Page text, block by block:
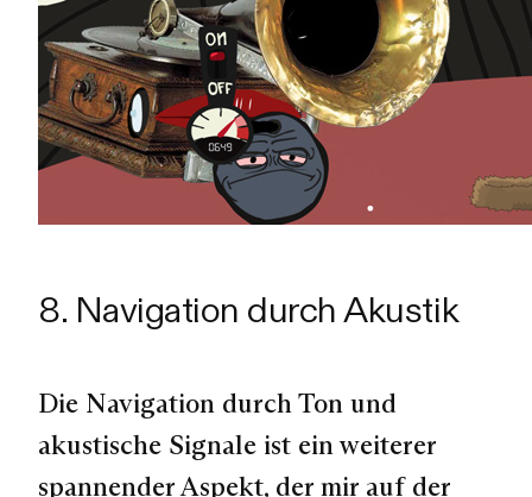
8. Navigation durch Akustik
Die Navigation durch Ton und
akustische Signale ist ein weiterer
spannender Aspekt, der mir auf der